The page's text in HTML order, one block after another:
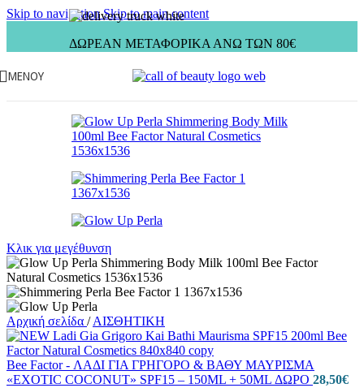
Skip to navigationSkip to main content
ΔΩΡΕΑΝ ΜΕΤΑΦΟΡΙΚΑ ΑΝΩ ΤΩΝ 80€
ΜΕΝΟΎ
Κλικ για μεγέθυνση
Αρχική σελίδα / ΑΙΣΘΗΤΙΚΗ
Bee Factor - ΛΑΔΙ ΓΙΑ ΓΡΗΓΟΡΟ & ΒΑΘΥ ΜΑΥΡΙΣΜΑ
«EXOTIC COCONUT» SPF15 – 150ML + 50ML ΔΩΡΟ 28,50€